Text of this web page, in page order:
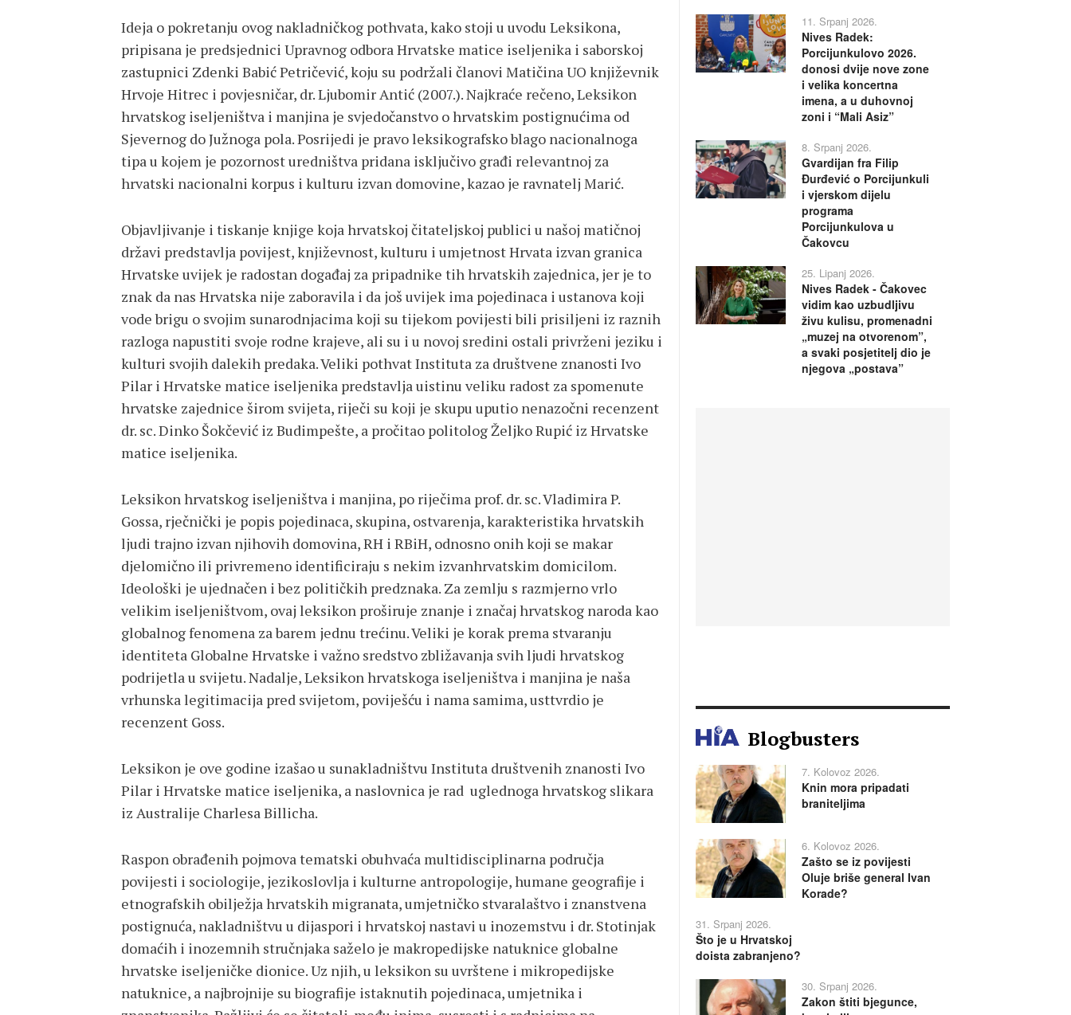
Ideja o pokretanju ovog nakladničkog pothvata, kako stoji u uvodu Leksikona,
pripisana je predsjednici Upravnog odbora Hrvatske matice iseljenika i saborskoj
zastupnici Zdenki Babić Petričević, koju su podržali članovi Matičina UO književnik
Hrvoje Hitrec i povjesničar, dr. Ljubomir Antić (2007.). Najkraće rečeno, Leksikon
hrvatskog iseljeništva i manjina je svjedočanstvo o hrvatskim postignućima od
Sjevernog do Južnoga pola. Posrijedi je pravo leksikografsko blago nacionalnoga
tipa u kojem je pozornost uredništva pridana isključivo građi relevantnoj za
hrvatski nacionalni korpus i kulturu izvan domovine, kazao je ravnatelj Marić.
Objavljivanje i tiskanje knjige koja hrvatskoj čitateljskoj publici u našoj matičnoj
državi predstavlja povijest, književnost, kulturu i umjetnost Hrvata izvan granica
Hrvatske uvijek je radostan događaj za pripadnike tih hrvatskih zajednica, jer je to
znak da nas Hrvatska nije zaboravila i da još uvijek ima pojedinaca i ustanova koji
vode brigu o svojim sunarodnjacima koji su tijekom povijesti bili prisiljeni iz raznih
razloga napustiti svoje rodne krajeve, ali su i u novoj sredini ostali privrženi jeziku i
kulturi svojih dalekih predaka. Veliki pothvat Instituta za društvene znanosti Ivo
Pilar i Hrvatske matice iseljenika predstavlja uistinu veliku radost za spomenute
hrvatske zajednice širom svijeta, riječi su koji je skupu uputio nenazočni recenzent
dr. sc. Dinko Šokčević iz Budimpešte, a pročitao politolog Željko Rupić iz Hrvatske
matice iseljenika.
Leksikon hrvatskog iseljeništva i manjina, po riječima prof. dr. sc. Vladimira P.
Gossa, rječnički je popis pojedinaca, skupina, ostvarenja, karakteristika hrvatskih
ljudi trajno izvan njihovih domovina, RH i RBiH, odnosno onih koji se makar
djelomično ili privremeno identificiraju s nekim izvanhrvatskim domicilom.
Ideološki je ujednačen i bez političkih predznaka. Za zemlju s razmjerno vrlo
velikim iseljeništvom, ovaj leksikon proširuje znanje i značaj hrvatskog naroda kao
globalnog fenomena za barem jednu trećinu. Veliki je korak prema stvaranju
identiteta Globalne Hrvatske i važno sredstvo zbližavanja svih ljudi hrvatskog
podrijetla u svijetu. Nadalje, Leksikon hrvatskoga iseljeništva i manjina je naša
vrhunska legitimacija pred svijetom, poviješću i nama samima, usttvrdio je
recenzent Goss.
Leksikon je ove godine izašao u sunakladništvu Instituta društvenih znanosti Ivo
Pilar i Hrvatske matice iseljenika, a naslovnica je rad uglednoga hrvatskog slikara
iz Australije Charlesa Billicha.
Raspon obrađenih pojmova tematski obuhvaća multidisciplinarna područja
povijesti i sociologije, jezikoslovlja i kulturne antropologije, humane geografije i
etnografskih obilježja hrvatskih migranata, umjetničko stvaralaštvo i znanstvena
postignuća, nakladništvu u dijaspori i hrvatskoj nastavi u inozemstvu i dr. Stotinjak
domaćih i inozemnih stručnjaka saželo je makropedijske natuknice globalne
hrvatske iseljeničke dionice. Uz njih, u leksikon su uvrštene i mikropedijske
natuknice, a najbrojnije su biografije istaknutih pojedinaca, umjetnika i
11. Srpanj 2026.
Nives Radek:
Porcijunkulovo 2026.
donosi dvije nove zone
i velika koncertna
imena, a u duhovnoj
zoni i “Mali Asiz”
8. Srpanj 2026.
Gvardijan fra Filip
Đurđević o Porcijunkuli
i vjerskom dijelu
programa
Porcijunkulova u
Čakovcu
25. Lipanj 2026.
Nives Radek - Čakovec
vidim kao uzbudljivu
živu kulisu, promenadni
„muzej na otvorenom”,
a svaki posjetitelj dio je
njegova „postava”
Blogbusters
7. Kolovoz 2026.
Knin mora pripadati
braniteljima
6. Kolovoz 2026.
Zašto se iz povijesti
Oluje briše general Ivan
Korade?
31. Srpanj 2026.
Što je u Hrvatskoj
doista zabranjeno?
30. Srpanj 2026.
Zakon štiti bjegunce,